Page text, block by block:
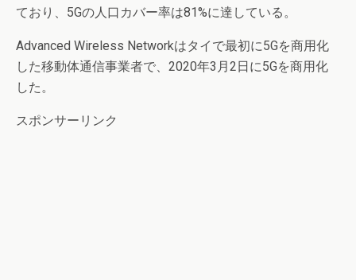
ており、5Gの人口カバー率は81%に達している。
Advanced Wireless Networkはタイで最初に5Gを商用化
した移動体通信事業者で、2020年3月2日に5Gを商用化
した。
スポンサーリンク